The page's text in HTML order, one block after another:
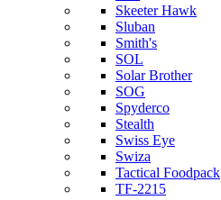
Skeeter Hawk
Sluban
Smith's
SOL
Solar Brother
SOG
Spyderco
Stealth
Swiss Eye
Swiza
Tactical Foodpack
TF-2215